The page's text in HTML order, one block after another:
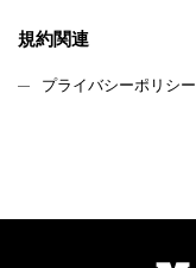
規約関連
プライバシーポリシー